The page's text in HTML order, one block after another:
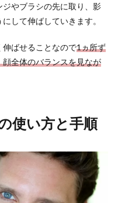
ジやブラシの先に取り、影
して伸ばしていきます。
ばせることなので1ヵ所ず
全体のバランスを見なが
使い方と手順